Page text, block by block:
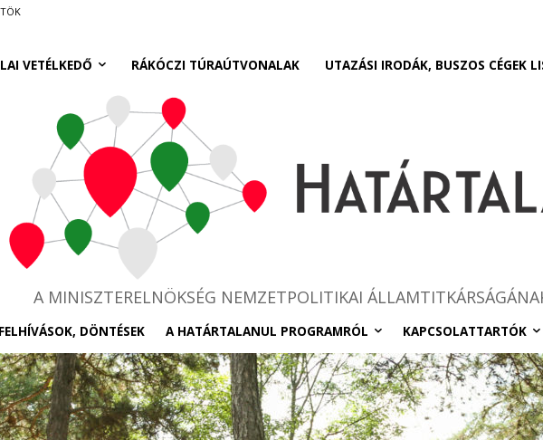
VETÉLKEDŐ RÁKÓCZI TÚRAÚTVONALAK UTAZÁSI IRODÁK, BUSZOS CÉGEK
A MINISZTERELNÖKSÉG NEMZETPOLITIKAI
DÖNTÉSEK A HATÁRTALANUL PROGRAMRÓL KAPCSOLATTARTÓK